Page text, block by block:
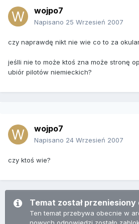
wojpo7
Napisano 25 Wrzesień 2007
czy naprawdę nikt nie wie co to za
jeślli nie to może ktoś zna może stronę
ubiór pilotów niemieckich?
wojpo7
Napisano 24 Wrzesień 2007
czy ktoś wie?
Temat został
Ten temat przebywa obecnie w